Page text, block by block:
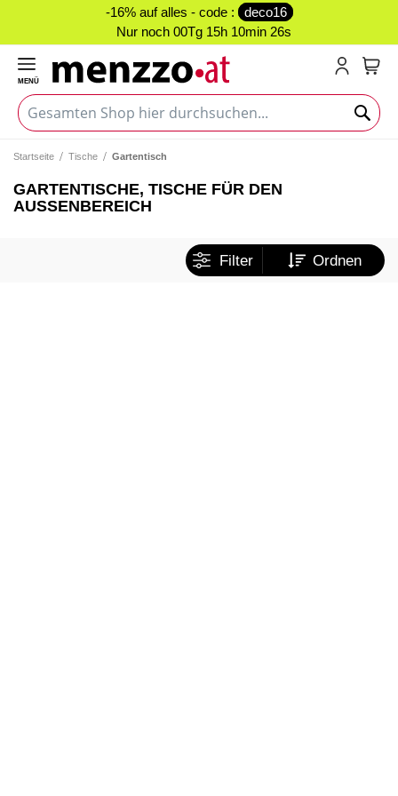
-16% auf alles - code :
deco16
Nur noch 00Tg 15h 10min 26s
MENÜ
Startseite Tische Gartentisch
GARTENTISCHE, TISCHE FÜR DEN
AUSSENBEREICH
Filter Ordnen